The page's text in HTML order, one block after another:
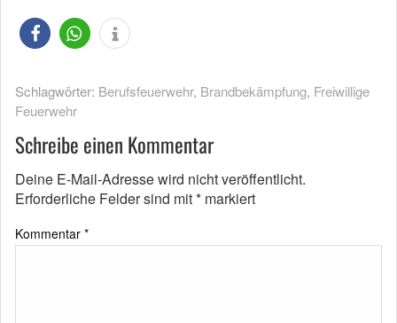
Schlagwörter: Berufsfeuerwehr, Brandbekämpfung, Freiwillige
Feuerwehr
Schreibe einen Kommentar
Deine E-Mail-Adresse wird nicht veröffentlicht.
Erforderliche Felder sind mit* markiert
Kommentar *